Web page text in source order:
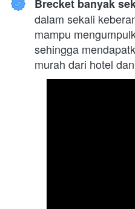
Brecket banyak
dalam sekali
mampu
sehingga
murah dari hotel